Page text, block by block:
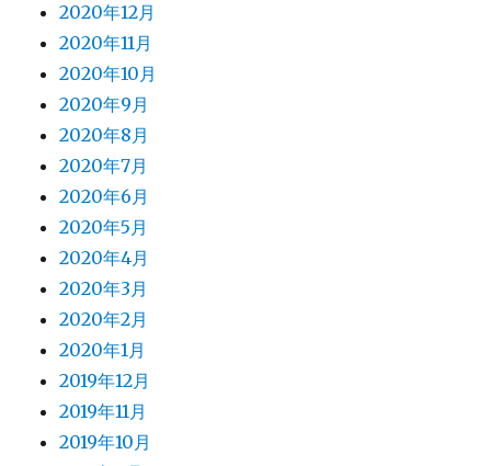
2020年12月
2020年11月
2020年10月
2020年9月
2020年8月
2020年7月
2020年6月
2020年5月
2020年4月
2020年3月
2020年2月
2020年1月
2019年12月
2019年11月
2019年10月